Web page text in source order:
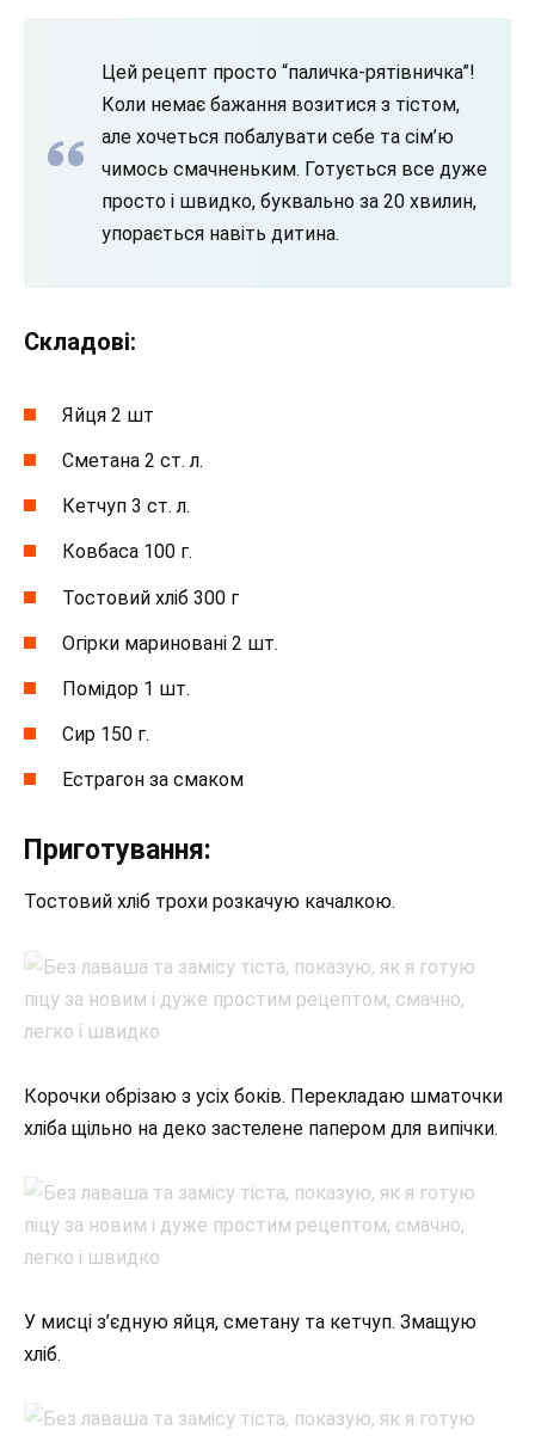
Цей рецепт просто “паличка-рятівничка”!
Коли немає бажання возитися з тістом,
але хочеться побалувати себе та сім’ю
чимось смачненьким. Готується все дуже
просто і швидко, буквально за 20 хвилин,
упорається навіть дитина.
Складові:
Яйця 2 шт
Сметана 2 ст. л.
Кетчуп 3 ст. л.
Ковбаса 100 г.
Тостовий хліб 300 г
Огірки мариновані 2 шт.
Помідор 1 шт.
Сир 150 г.
Естрагон за смаком
Приготування:
Тостовий хліб трохи розкачую качалкою.
Корочки обрізаю з усіх боків. Перекладаю шматочки
хліба щільно на деко застелене папером для випічки.
У мисці з’єдную яйця, сметану та кетчуп. Змащую
хліб.